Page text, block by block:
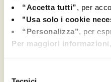
“Accetta tutti”, per
"Usa solo i cookie
“Personalizza”, per
Per maggiori